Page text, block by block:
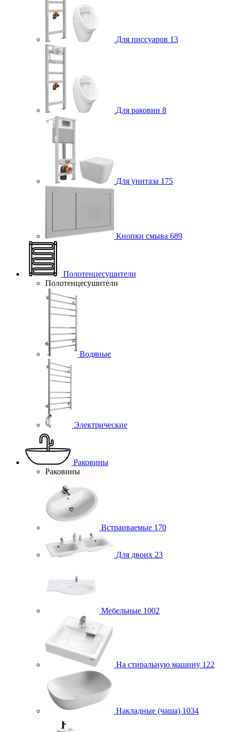
Для писсуаров 13
Для раковин 8
Для унитаза 175
Кнопки смыва 689
Полотенцесушители
Полотенцесушители
Водяные
Электрические
Раковины
Раковины
Встраиваемые 170
Для двоих 23
Мебельные 1002
На стиральную машину 122
Накладные (чаша) 1034